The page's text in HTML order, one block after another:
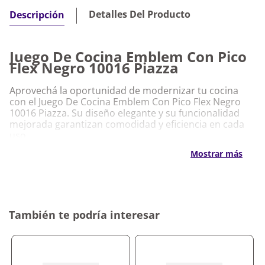
Descripción Detalles Del Producto
Juego De Cocina Emblem Con Pico
Flex Negro 10016 Piazza
Aprovechá la oportunidad de modernizar tu cocina
con el Juego De Cocina Emblem Con Pico Flex Negro
10016 Piazza. Su diseño elegante y su funcionalidad
mejorada garantizan comodidad y eficiencia en cada
Terminación en negro que aporta sofisticación y
versatilidad
Pico flexible para mayor comodidad y fácil
Mostrar más
También te podría interesar